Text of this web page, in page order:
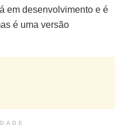
em desenvolvimento e é
é uma versão